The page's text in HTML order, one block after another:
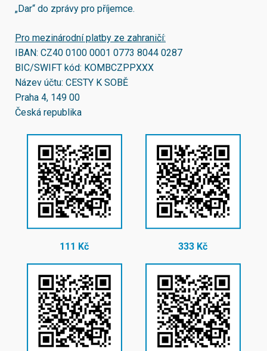
„Dar“ do zprávy pro příjemce.
Pro mezinárodní platby ze zahraničí:
IBAN: CZ40 0100 0001 0773 8044 0287
BIC/SWIFT kód: KOMBCZPPXXX
Název účtu: CESTY K SOBĚ
Praha 4, 149 00
Česká republika
111 Kč 333 Kč